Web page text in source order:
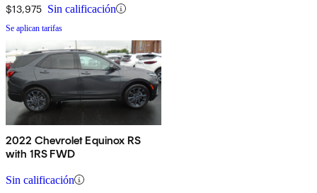
$13,975 Sin calificación
Se aplican tarifas
2022 Chevrolet Equinox RS
with 1RS FWD
Sin calificación